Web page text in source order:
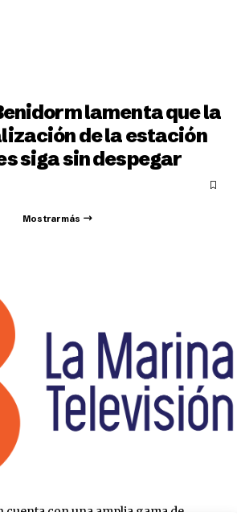
lamenta que la
de la estación
siga sin despegar
Mostrar más
cuenta con una amplia gama de